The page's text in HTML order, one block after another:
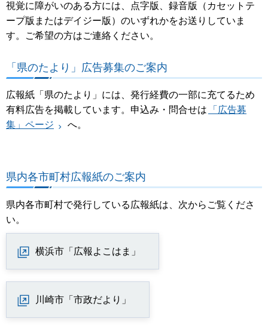
視覚に障がいのある方には、点字版、録音版（カセットテ
ープ版またはデイジー版）のいずれかをお送りしていま
す。ご希望の方はご連絡ください。
「県のたより」広告募集のご案内
広報紙「県のたより」には、発行経費の一部に充てるため
有料広告を掲載しています。申込み・問合せは
「広告募
集」ページ
へ。
県内各市町村広報紙のご案内
県内各市町村で発行している広報紙は、次からご覧くださ
い。
横浜市「広報よこはま」
川崎市「市政だより」